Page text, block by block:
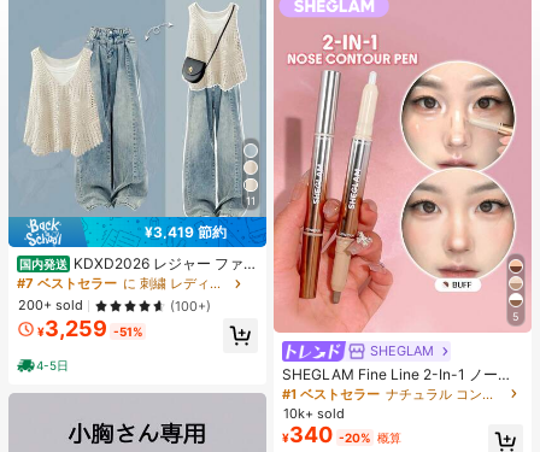
11
¥3,419 節約
国内発送 KDXD2026 レジャー ファッ
ション ロングサイズ 夏服 女性 ワイ
ルドスタイル ボア付きトップス ワイ
ルドスタイル ロングスカート 3点セ
ット UVカット 軽量 通気性 袖付き
ヒップカバー効果 通気性抜群 サイズ
豊富
#7 ベストセラー
に 刺繍 レディースコーデ
200+ sold
(100+)
¥3,259 -51%
4-5日
5
SHEGLAM
SHEGLAM Fine Line 2-In-1 ノーズ
コンター&ハイライトペン-Buff ノー
ズシャドウ シェーディング 女性と女
の子のためのブランドビューティー
コスメメイクアップ
#1 ベストセラー
ナチュラル コントゥア＆ブロンザー
10k+ sold
¥340 -20% 概算